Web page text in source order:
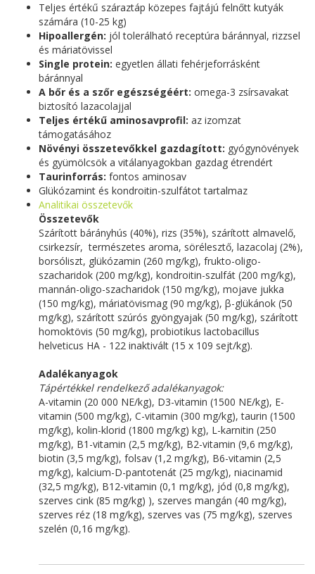
Teljes értékű száraztáp közepes fajtájú felnőtt kutyák
számára (10-25 kg)
Hipoallergén: jól tolerálható receptúra báránnyal, rizzsel
és máriatövissel
Single protein: egyetlen állati fehérjeforrásként
báránnyal
A bőr és a szőr egészségéért: omega-3 zsírsavakat
biztosító lazacolajjal
Teljes értékű aminosavprofil: az izomzat
támogatásához
Növényi összetevőkkel gazdagított: gyógynövények
és gyümölcsök a vitálanyagokban gazdag étrendért
Taurinforrás: fontos aminosav
Glükózamint és kondroitin-szulfátot tartalmaz
Analitikai összetevők
Összetevők
Szárított bárányhús (40%), rizs (35%), szárított almavelő,
csirkezsír, természetes aroma, sörélesztő, lazacolaj (2%),
borsóliszt, glükózamin (260 mg/kg), frukto-oligo-
szacharidok (200 mg/kg), kondroitin-szulfát (200 mg/kg),
mannán-oligo-szacharidok (150 mg/kg), mojave jukka
(150 mg/kg), máriatövismag (90 mg/kg), β-glükánok (50
mg/kg), szárított szúrós gyöngyajak (50 mg/kg), szárított
homoktövis (50 mg/kg), probiotikus lactobacillus
helveticus HA - 122 inaktivált (15 x 109 sejt/kg).
Adalékanyagok
Tápértékkel rendelkező adalékanyagok:
A-vitamin (20 000 NE/kg), D3-vitamin (1500 NE/kg), E-
vitamin (500 mg/kg), C-vitamin (300 mg/kg), taurin (1500
mg/kg), kolin-klorid (1800 mg/kg) kg), L-karnitin (250
mg/kg), B1-vitamin (2,5 mg/kg), B2-vitamin (9,6 mg/kg),
biotin (3,5 mg/kg), folsav (1,2 mg/kg), B6-vitamin (2,5
mg/kg), kalcium-D-pantotenát (25 mg/kg), niacinamid
(32,5 mg/kg), B12-vitamin (0,1 mg/kg), jód (0,8 mg/kg),
szerves cink (85 mg/kg) ), szerves mangán (40 mg/kg),
szerves réz (18 mg/kg), szerves vas (75 mg/kg), szerves
szelén (0,16 mg/kg).